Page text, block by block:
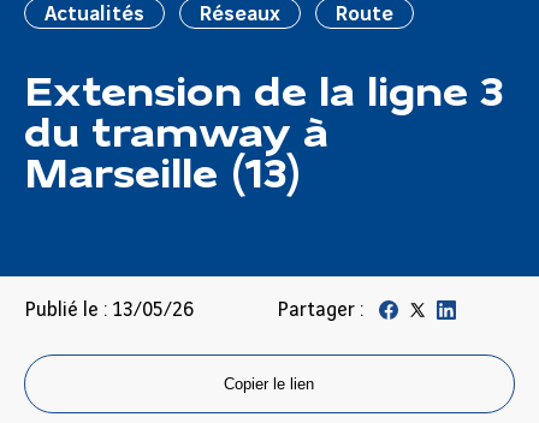
Actualités Réseaux Route
Extension de la ligne 3
du tramway à
Marseille (13)
Publié le : 13/05/26 Partager :
Copier le lien